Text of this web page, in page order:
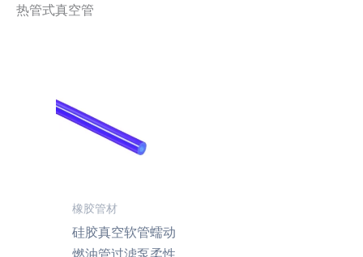
热管式真空管
橡胶管材
硅胶真空软管蠕动